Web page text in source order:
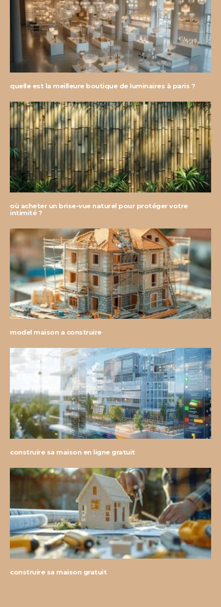
quelle est la meilleure boutique de luminaires à paris ?
où acheter un brise-vue naturel pour protéger votre
intimité ?
model maison a construire
construire sa maison en ligne gratuit
construire sa maison gratuit